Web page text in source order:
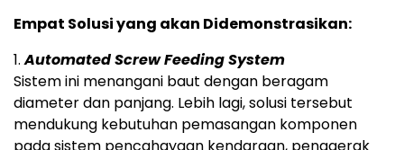
Empat Solusi yang akan Didemonstrasikan:
1.Automated Screw Feeding System
Sistem ini menangani baut dengan beragam
diameter dan panjang. Lebih lagi, solusi tersebut
mendukung kebutuhan pemasangan komponen